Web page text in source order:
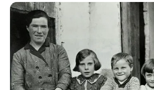
Langka Banget! 10 Pose Lucu
Katak yang Bikin Ketawa
Gemes